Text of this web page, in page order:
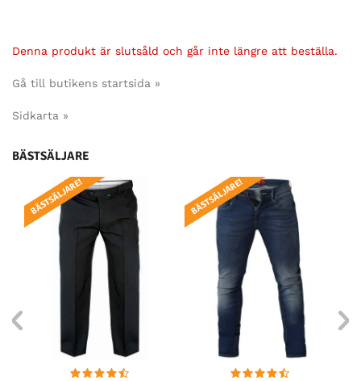
Denna produkt är slutsåld och går inte längre att beställa.
Gå till butikens startsida »
Sidkarta »
BÄSTSÄLJARE
BÄSTSÄLJARE! BÄSTSÄLJARE!